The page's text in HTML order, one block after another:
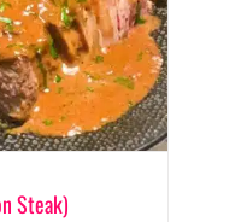
Steak)